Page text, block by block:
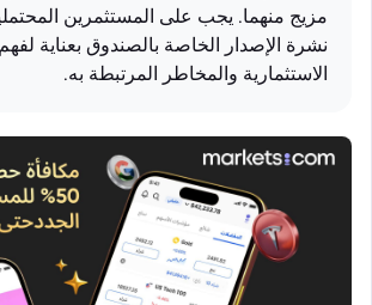
مزيج منهما. يجب على المستثمرين
نشرة الإصدار الخاصة بالصندوق بعناية
الاستثمارية والمخاطر المرتبطة به.